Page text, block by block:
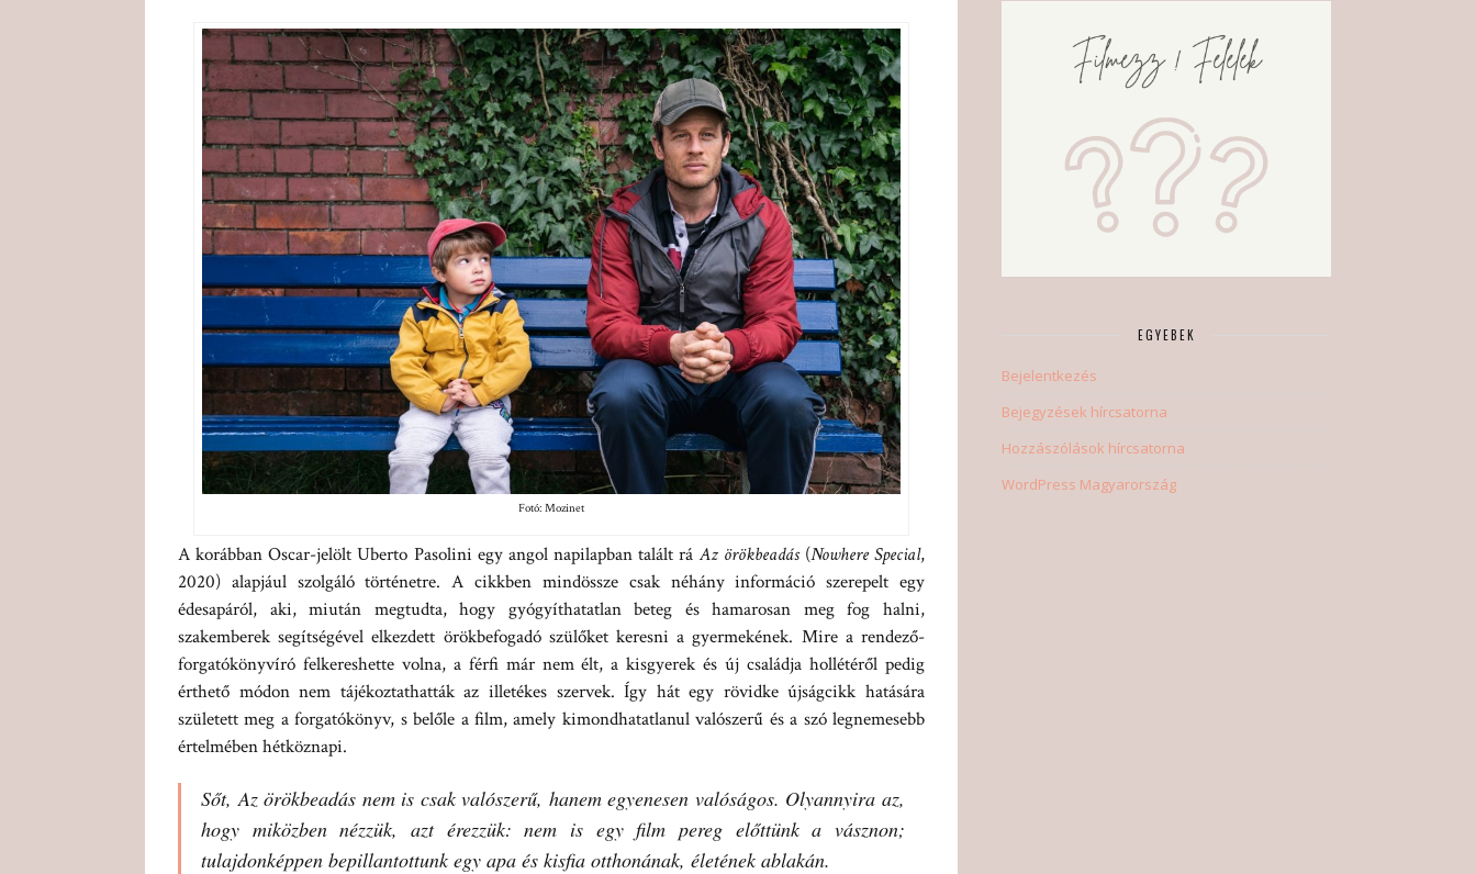
Fotó: Mozinet
A korábban Oscar-jelölt Uberto Pasolini egy angol napilapban talált ráAz örökbeadás(Nowhere Special,
2020) alapjául szolgáló történetre. A cikkben mindössze csak néhány információ szerepelt egy
édesapáról, aki, miután megtudta, hogy gyógyíthatatlan beteg és hamarosan meg fog halni,
szakemberek segítségével elkezdett örökbefogadó szülőket keresni a gyermekének. Mire a rendező-
forgatókönyvíró felkereshette volna, a férfi már nem élt, a kisgyerek és új családja hollétéről pedig
érthető módon nem tájékoztathatták az illetékes szervek. Így hát egy rövidke újságcikk hatására
született meg a forgatókönyv, s belőle a film, amely kimondhatatlanul valószerű és a szó legnemesebb
értelmében hétköznapi.
Sőt, Az örökbeadás nem is csak valószerű, hanem egyenesen valóságos. Olyannyira az,
hogy miközben nézzük, azt érezzük: nem is egy film pereg előttünk a vásznon;
tulajdonképpen bepillantottunk egy apa és kisfia otthonának, életének ablakán.
EGYEBEK
Bejelentkezés
Bejegyzések hírcsatorna
Hozzászólások hírcsatorna
WordPress Magyarország